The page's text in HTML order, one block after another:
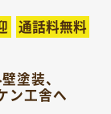
通話料無料
塗装、
ン工舎へ